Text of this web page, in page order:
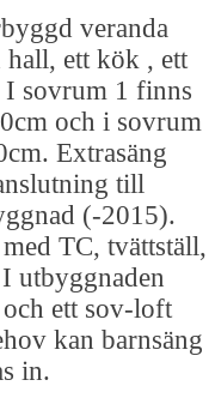
veranda
hall, ett kök , ett
sovrum 1 finns
och i sovrum
Extrasäng
till
(-2015).
TC, tvättställ,
utbyggnaden
ett sov-loft
kan barnsäng
in.